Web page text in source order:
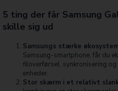
5 ting der får Samsung
skille sig ud
Samsungs stærke
Samsung-smartphone, får du
filoverførsel, synkronisering
enheder.
Stor skærm i et relativt